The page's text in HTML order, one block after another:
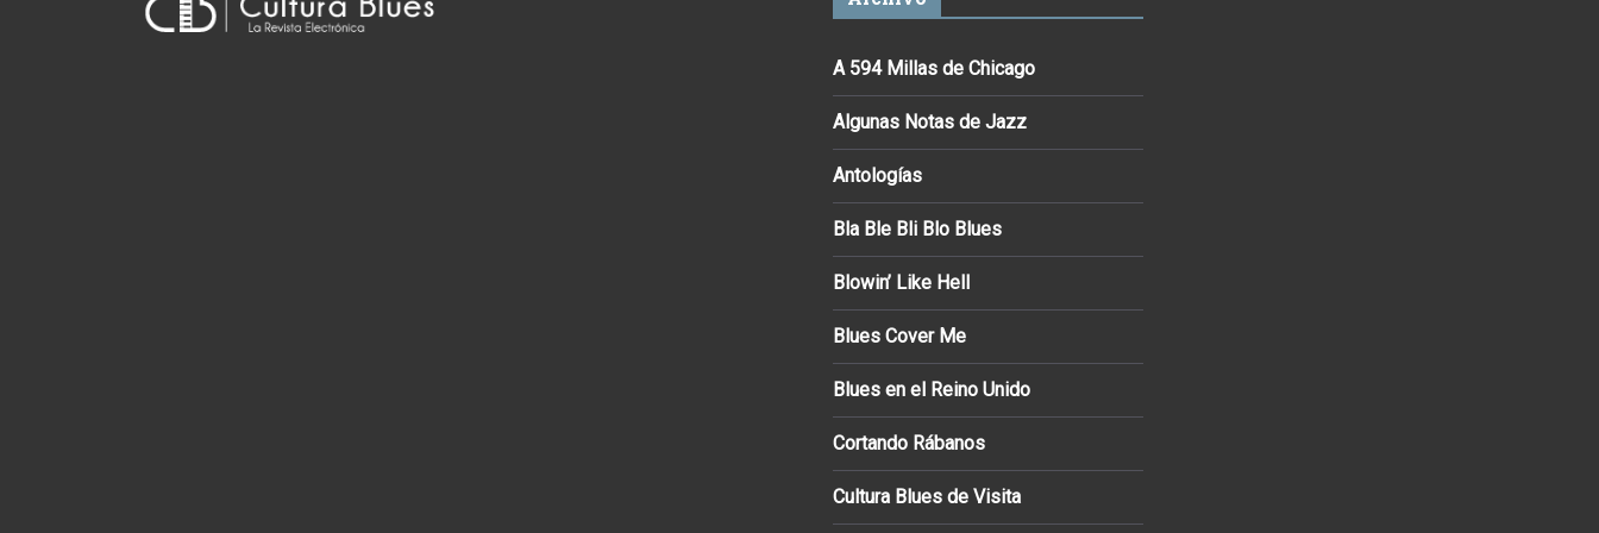
A 594 Millas de Chicago
Algunas Notas de Jazz
Antologías
Bla Ble Bli Blo Blues
Blowin’ Like Hell
Blues Cover Me
Blues en el Reino Unido
Cortando Rábanos
Cultura Blues de Visita